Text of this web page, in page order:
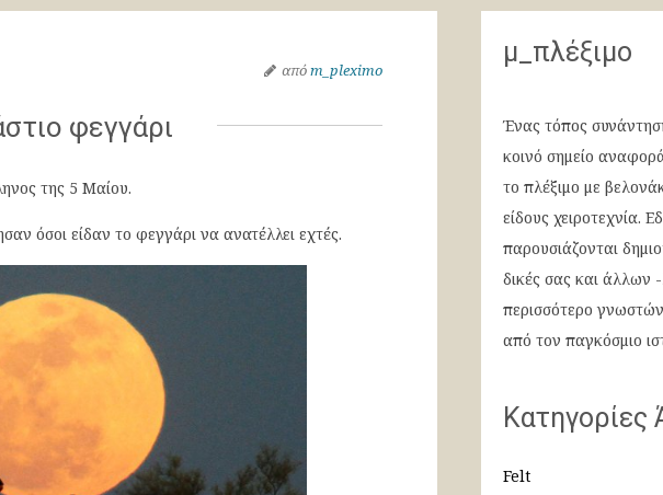
απόm_pleximo
φεγγάρι
της 5 Μαίου.
όσοι είδαν το φεγγάρι να ανατέλλει εχτές.
μ_πλέξιμο
Ένας τόπος
κοινό σημείο
το πλέξιμο με
είδους χειροτεχνία.
παρουσιάζονται
δικές σας και άλλων
περισσότερο
από τον παγκόσμιο
Felt